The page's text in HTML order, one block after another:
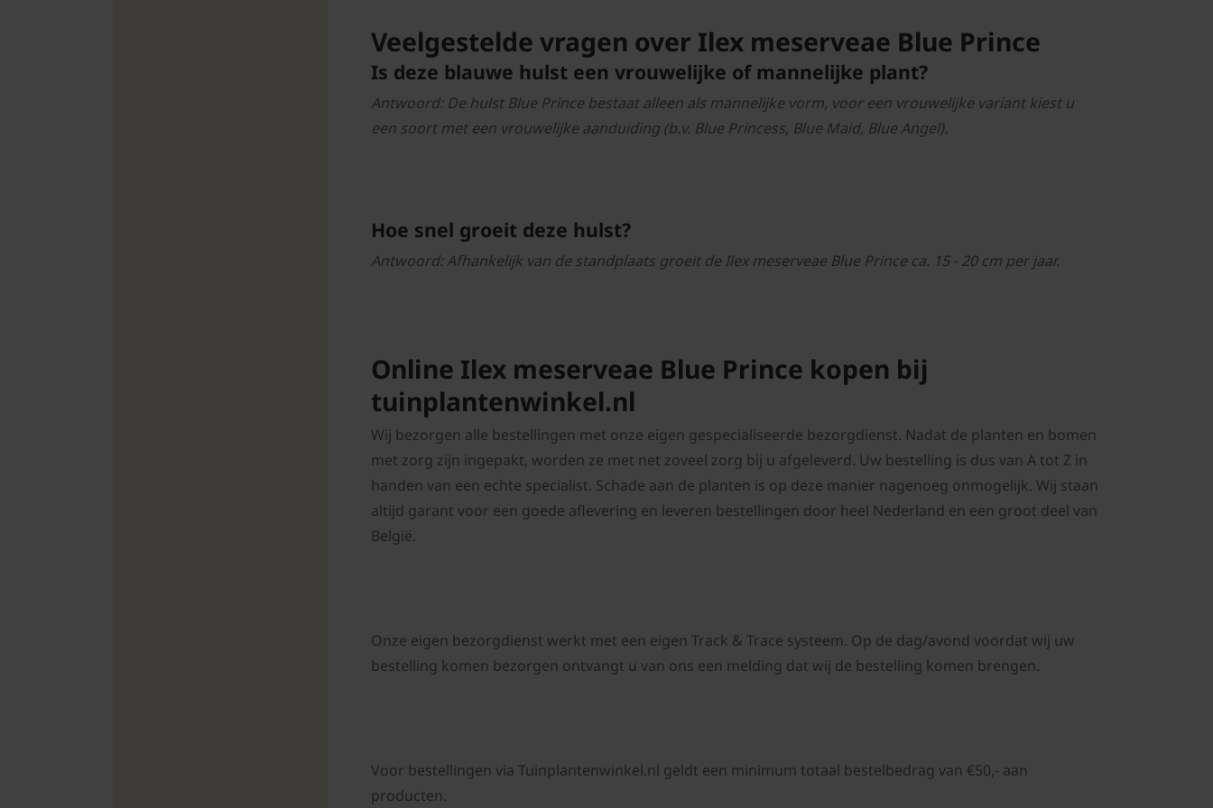
Veelgestelde vragen over Ilex meserveae Blue Prince
Is deze blauwe hulst een vrouwelijke of mannelijke plant?
Antwoord: De hulst Blue Prince bestaat alleen als mannelijke vorm, voor een vrouwelijke variant kiest u
een soort met een vrouwelijke aanduiding (b.v. Blue Princess, Blue Maid, Blue Angel).
Hoe snel groeit deze hulst?
Antwoord: Afhankelijk van de standplaats groeit de Ilex meserveae Blue Prince ca. 15 - 20 cm per jaar.
Online Ilex meserveae Blue Prince kopen bij
tuinplantenwinkel.nl
Wij bezorgen alle bestellingen met onze eigen gespecialiseerde bezorgdienst. Nadat de planten en bomen
met zorg zijn ingepakt, worden ze met net zoveel zorg bij u afgeleverd. Uw bestelling is dus van A tot Z in
handen van een echte specialist. Schade aan de planten is op deze manier nagenoeg onmogelijk. Wij staan
altijd garant voor een goede aflevering en leveren bestellingen door heel Nederland en een groot deel van
België.
Onze eigen bezorgdienst werkt met een eigen Track & Trace systeem. Op de dag/avond voordat wij uw
bestelling komen bezorgen ontvangt u van ons een melding dat wij de bestelling komen brengen.
Voor bestellingen via Tuinplantenwinkel.nl geldt een minimum totaal bestelbedrag van €50,- aan
producten.